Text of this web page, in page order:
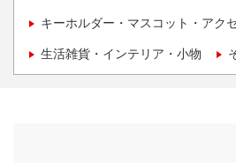
キーホルダー・マスコット・アク
生活雑貨・インテリア・小物